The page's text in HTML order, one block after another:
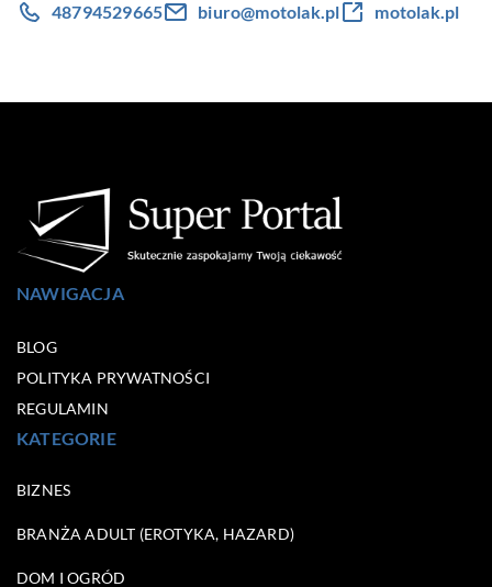
48794529665 biuro@motolak.pl motolak.pl
NAWIGACJA
BLOG
POLITYKA PRYWATNOŚCI
REGULAMIN
KATEGORIE
BIZNES
BRANŻA ADULT (EROTYKA, HAZARD)
DOM I OGRÓD